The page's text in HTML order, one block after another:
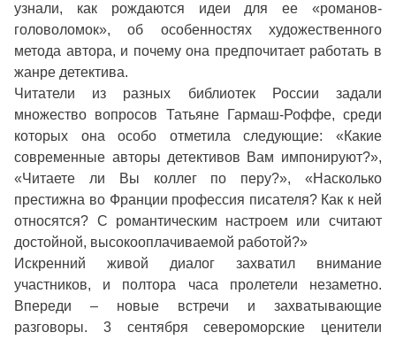
узнали, как рождаются идеи для ее «романов-
головоломок», об особенностях художественного
метода автора, и почему она предпочитает работать в
жанре детектива.
Читатели из разных библиотек России задали
множество вопросов Татьяне Гармаш-Роффе, среди
которых она особо отметила следующие: «Какие
современные авторы детективов Вам импонируют?»,
«Читаете ли Вы коллег по перу?», «Насколько
престижна во Франции профессия писателя? Как к ней
относятся? С романтическим настроем или считают
достойной, высокооплачиваемой работой?»
Искренний живой диалог захватил внимание
участников, и полтора часа пролетели незаметно.
Впереди – новые встречи и захватывающие
разговоры. 3 сентября североморские ценители